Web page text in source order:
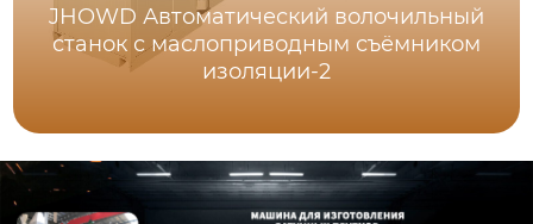
JHOWD Автоматический волочильный
станок с маслоприводным съёмником
изоляции-2